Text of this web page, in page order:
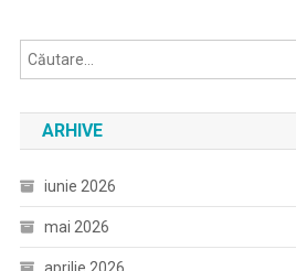
ARHIVE
iunie 2026
mai 2026